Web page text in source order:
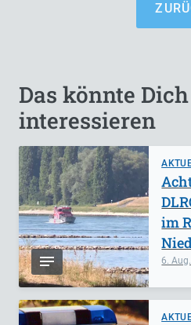
Das könnte
interessieren
6.
im